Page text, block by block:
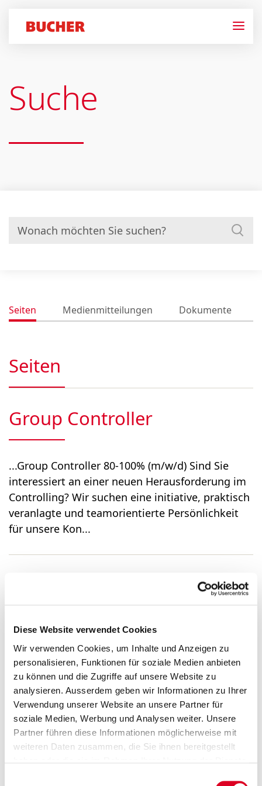
Diese Website verwendet Cookies
Wir verwenden Cookies, um Inhalte und Anzeigen zu
personalisieren, Funktionen für soziale Medien anbieten
zu können und die Zugriffe auf unsere Website zu
analysieren. Ausserdem geben wir Informationen zu Ihrer
Verwendung unserer Website an unsere Partner für
soziale Medien, Werbung und Analysen weiter. Unsere
Partner führen diese Informationen möglicherweise mit
weiteren Daten zusammen, die Sie ihnen bereitgestellt
Suche
Suchen
Seiten Medienmitteilungen Dokumente
Seiten
Group Controller
...Group Controller 80-100% (m/w/d) Sind Sie
interessiert an einer neuen Herausforderung im
Controlling? Wir suchen eine initiative, praktisch
veranlagte und teamorientierte Persönlichkeit
für unsere Kon...
Group Controller 80–100%
(m/w/d)
...Group Controller 80–100% (m/w/d) Sind Sie
interessiert an einer neuen Herausforderung im
Controlling? Wir suchen eine initiative, praktisch
veranlagte und teamorientierte Persönlichkeit
für unsere Kon...